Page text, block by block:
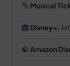
Musical
Disney+:
Amazon